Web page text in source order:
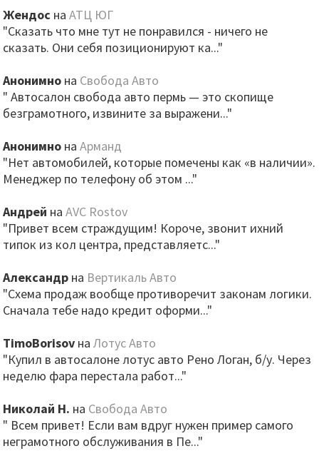
Жендос наАТЦ ЮГ
"Сказать что мне тут не понравился - ничего не
сказать. Они себя позиционируют ка..."
Анонимно на Свобода Авто
" Автосалон свобода авто пермь — это скопище
безграмотного, извините за выражени..."
Анонимно наАрманд
"Нет автомобилей, которые помечены как «в наличии».
Менеджер по телефону об этом ..."
Андрей наAVC Rostov
"Привет всем страждущим! Короче, звонит ихний
типок из кол центра, представляетс..."
Александр на Вертикаль Авто
"Схема продаж вообще противоречит законам логики.
Сначала тебе надо кредит оформи..."
TimoBorisov наЛотус Авто
"Купил в автосалоне лотус авто Рено Логан, б/у. Через
неделю фара перестала работ..."
Николай Н. на Свобода Авто
" Всем привет! Если вам вдруг нужен пример самого
неграмотного обслуживания в Пе..."